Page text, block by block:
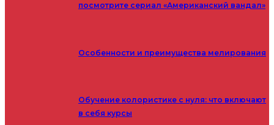
посмотрите сериал «Американский вандал»
Особенности и преимущества мелирования
Обучение колористике с нуля: что включают
в себя курсы